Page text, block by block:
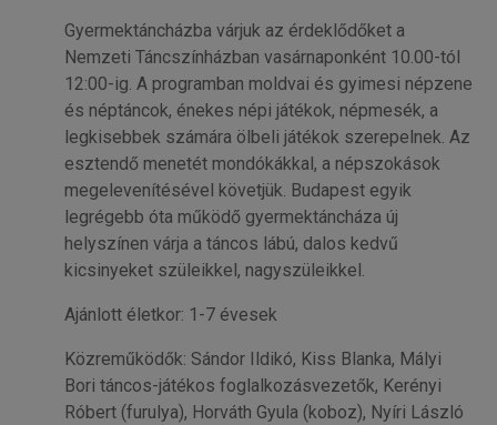
Gyermektáncházba várjuk az érdeklődőket a
Nemzeti Táncszínházban vasárnaponként 10.00-tól
12:00-ig. A programban moldvai és gyimesi népzene
és néptáncok, énekes népi játékok, népmesék, a
legkisebbek számára ölbeli játékok szerepelnek. Az
esztendő menetét mondókákkal, a népszokások
megelevenítésével követjük. Budapest egyik
legrégebb óta működő gyermektáncháza új
helyszínen várja a táncos lábú, dalos kedvű
kicsinyeket szüleikkel, nagyszüleikkel.
Ajánlott életkor: 1-7 évesek
Közreműködők: Sándor Ildikó, Kiss Blanka, Mályi
Bori táncos-játékos foglalkozásvezetők, Kerényi
Róbert (furulya), Horváth Gyula (koboz), Nyíri László